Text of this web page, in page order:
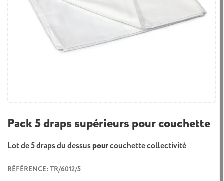
Pack 5 draps supérieurs pour couchette
Lot de 5 draps du dessus pourcouchettecollectivité
RÉFÉRENCE: TR/6012/5